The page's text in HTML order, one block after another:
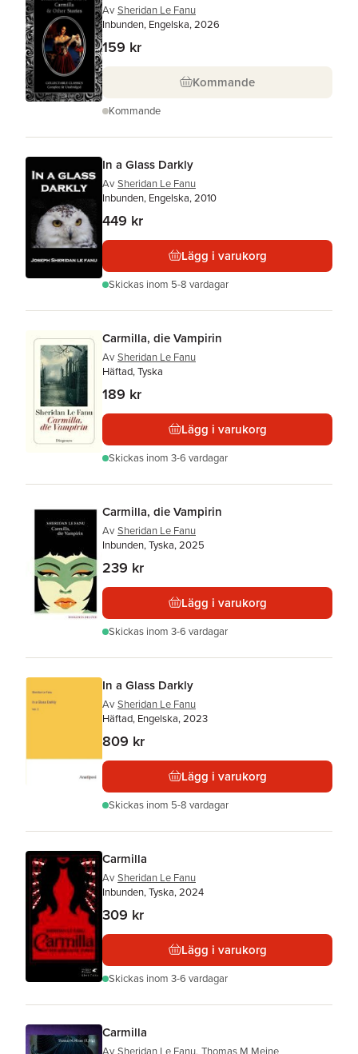
Av Sheridan Le Fanu
Inbunden, Engelska, 2026
159 kr
Kommande
Kommande
In a Glass Darkly
Av Sheridan Le Fanu
Inbunden, Engelska, 2010
449 kr
Lägg i varukorg
Skickas inom 5-8 vardagar
Carmilla, die Vampirin
Av Sheridan Le Fanu
Häftad, Tyska
189 kr
Lägg i varukorg
Skickas inom 3-6 vardagar
Carmilla, die Vampirin
Av Sheridan Le Fanu
Inbunden, Tyska, 2025
239 kr
Lägg i varukorg
Skickas inom 3-6 vardagar
In a Glass Darkly
Av Sheridan Le Fanu
Häftad, Engelska, 2023
809 kr
Lägg i varukorg
Skickas inom 5-8 vardagar
Carmilla
Av Sheridan Le Fanu
Inbunden, Tyska, 2024
309 kr
Lägg i varukorg
Skickas inom 3-6 vardagar
Carmilla
Av Sheridan Le Fanu, Thomas M Meine